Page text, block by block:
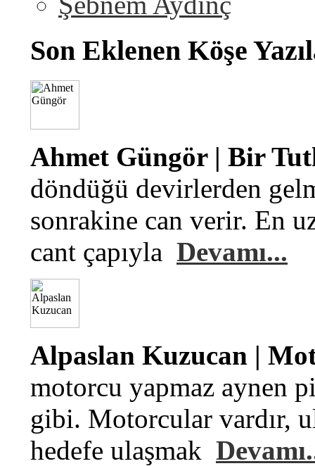
Son Eklenen Köşe
Ahmet Güngör | Bir
döndüğü devirlerden
sonrakine can verir. En
cant çapıyla Devamı...
Alpaslan Kuzucan |
motorcu yapmaz aynen
gibi. Motorcular vardır,
hedefe ulaşmak